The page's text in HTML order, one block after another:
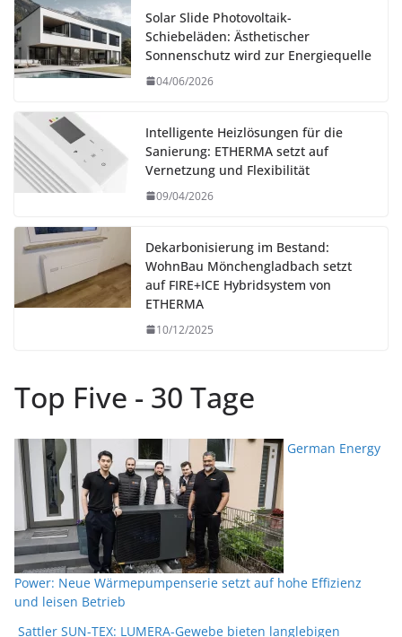
Solar Slide Photovoltaik-
Schiebeläden: Ästhetischer
Sonnenschutz wird zur Energiequelle
04/06/2026
Intelligente Heizlösungen für die
Sanierung: ETHERMA setzt auf
Vernetzung und Flexibilität
09/04/2026
Dekarbonisierung im Bestand:
WohnBau Mönchengladbach setzt
auf FIRE+ICE Hybridsystem von
ETHERMA
10/12/2025
Top Five - 30 Tage
German Energy
Power: Neue Wärmepumpenserie setzt auf hohe Effizienz
und leisen Betrieb
Sattler SUN-TEX: LUMERA-Gewebe bieten langlebigen